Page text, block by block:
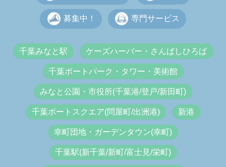
募集中！ 専門サービス
千葉みなと駅 ケーズハーバー・さんばしひろば
千葉ポートパーク・タワー・美術館
みなと公園・市役所(千葉港/登戸/新田町)
千葉ポートスクエア(問屋町/出洲港) 新港
幸町団地・ガーデンタウン(幸町)
千葉駅(新千葉/新町/富士見/栄町)